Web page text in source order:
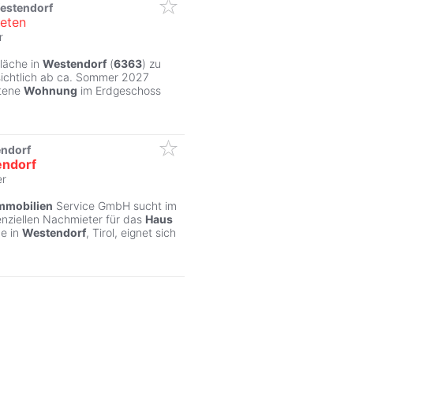
in Westendorf (6363) zu
ab ca. Sommer 2027
Wohnung im Erdgeschoss
Service GmbH sucht im
Nachmieter für das Haus
in Westendorf, Tirol, eignet sich